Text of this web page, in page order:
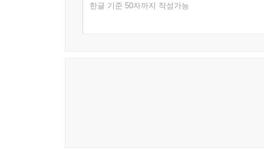
한글 기준 50자까지 작성가능